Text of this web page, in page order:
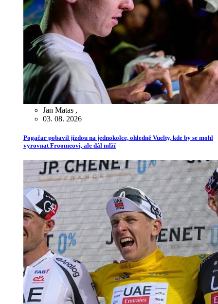
Jan Matas ,
03. 08. 2026
Pogačar pobavil jízdou na jednokolce, ohledně Vuelty, kde by se mohl
vyrovnat Froomeovi, ale dál mlží